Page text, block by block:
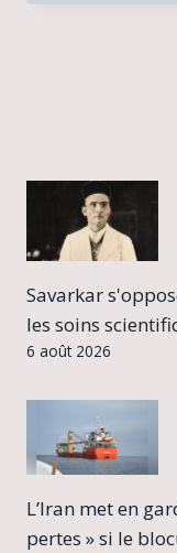
Savarkar
les soins
6 août 2026
L’Iran met en
pertes » si le